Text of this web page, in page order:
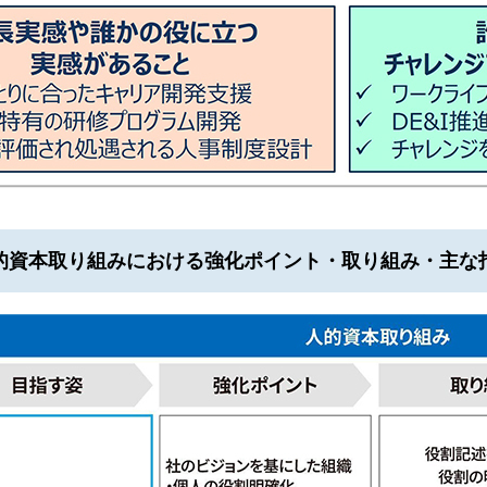
資本取り組みにおける強化ポイント・取り組み・主な